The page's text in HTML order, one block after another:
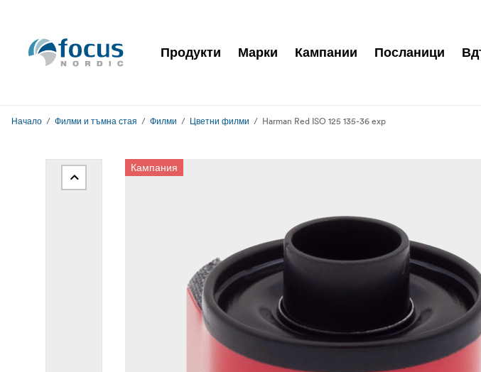
Продукти Марки Кампании Посланици
Начало Филми и тъмна стая Филми Цветни филми Harman Red ISO 125 135-36 exp
Кампания